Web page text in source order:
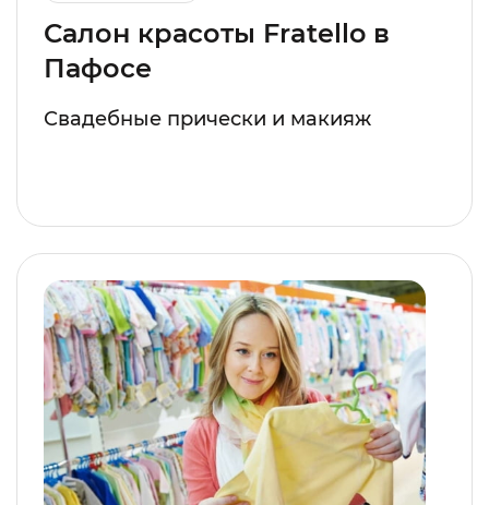
Салон красоты Fratello в
Пафосе
Свадебные прически и макияж